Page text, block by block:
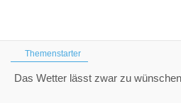
Themenstarter
Das Wetter lässt zwar zu